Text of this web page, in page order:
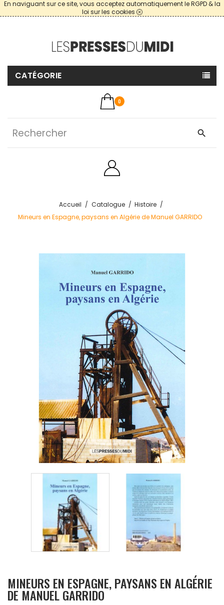
En naviguant sur ce site, vous acceptez automatiquement le RGPD & la
loi sur les cookies
CATÉGORIE
0
search
Accueil Catalogue
Histoire
Mineurs en Espagne, paysans en Algérie de Manuel GARRIDO
MINEURS EN ESPAGNE, PAYSANS EN ALGÉRIE
DE MANUEL GARRIDO